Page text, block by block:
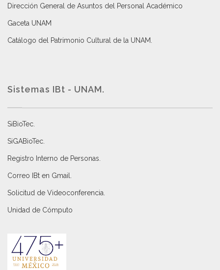
Dirección General de Asuntos del Personal Académico
Gaceta UNAM
Catálogo del Patrimonio Cultural de la UNAM.
Sistemas IBt - UNAM.
SiBioTec
SiGABioTec.
Registro Interno de Personas
Correo IBt en Gmail
Solicitud de Videoconferencia.
Unidad de Cómputo